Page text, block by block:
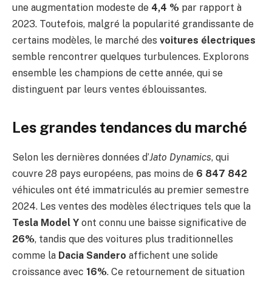
une augmentation modeste de 4,4 % par rapport à
2023. Toutefois, malgré la popularité grandissante de
certains modèles, le marché des voitures électriques
semble rencontrer quelques turbulences. Explorons
ensemble les champions de cette année, qui se
distinguent par leurs ventes éblouissantes.
Les grandes tendances du marché
Selon les dernières données d’Jato Dynamics, qui
couvre 28 pays européens, pas moins de 6 847 842
véhicules ont été immatriculés au premier semestre
2024. Les ventes des modèles électriques tels que la
Tesla Model Y ont connu une baisse significative de
26%, tandis que des voitures plus traditionnelles
comme la Dacia Sandero affichent une solide
croissance avec 16%. Ce retournement de situation